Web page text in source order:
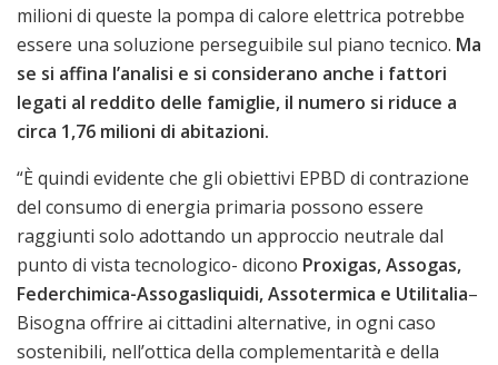
milioni di queste la pompa di calore elettrica potrebbe
essere una soluzione perseguibile sul piano tecnico. Ma
se si affina l’analisi e si considerano anche i fattori
legati al reddito delle famiglie, il numero si riduce a
circa 1,76 milioni di abitazioni.
“È quindi evidente che gli obiettivi EPBD di contrazione
del consumo di energia primaria possono essere
raggiunti solo adottando un approccio neutrale dal
punto di vista tecnologico- dicono Proxigas, Assogas,
Federchimica-Assogasliquidi, Assotermica e Utilitalia–
Bisogna offrire ai cittadini alternative, in ogni caso
sostenibili, nell’ottica della complementarità e della